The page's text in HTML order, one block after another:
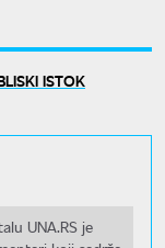
ISTOK
UNA.RS je